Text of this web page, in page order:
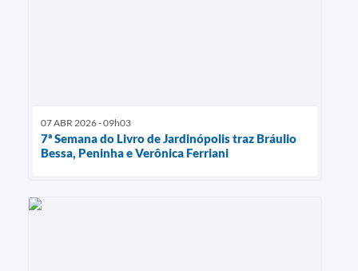
07 ABR 2026 - 09h03
7ª Semana do Livro de Jardinópolis traz Bráulio
Bessa, Peninha e Verônica Ferriani